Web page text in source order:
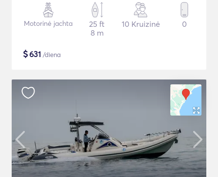
Motorinė jachta
25 ft
8 m
10 Kruizinė 0
$631 /diena